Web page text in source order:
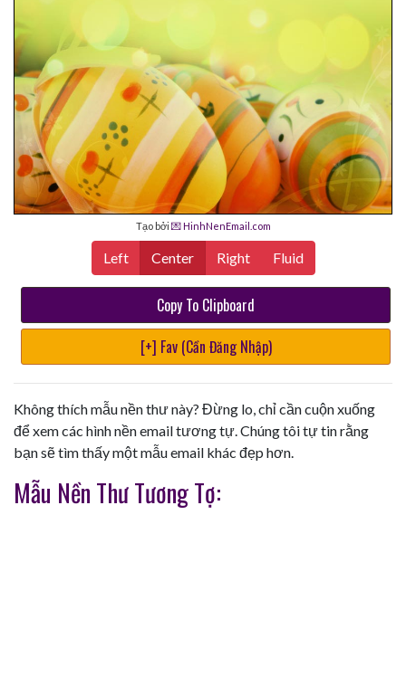
Tạo bởi 💌 HinhNenEmail.com
Left Center Right Fluid
Copy To Clipboard
[+] Fav (Cần Đăng Nhập)
Không thích mẫu nền thư này? Đừng lo, chỉ cần cuộn xuống
để xem các hình nền email tương tự. Chúng tôi tự tin rằng
bạn sẽ tìm thấy một mẫu email khác đẹp hơn.
Mẫu Nền Thư Tương Tợ: